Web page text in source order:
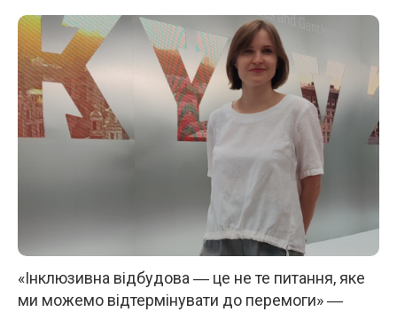
«Інклюзивна відбудова ― це не те питання, яке
ми можемо відтермінувати до перемоги» ―